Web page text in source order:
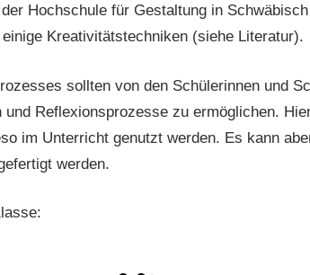
Hochschule für Gestaltung in
Kreativitätstechniken (siehe Literatur).
sollten von den Schülerinnen und
Reflexionsprozesse zu ermöglichen.
im Unterricht genutzt werden. Es kann
werden.